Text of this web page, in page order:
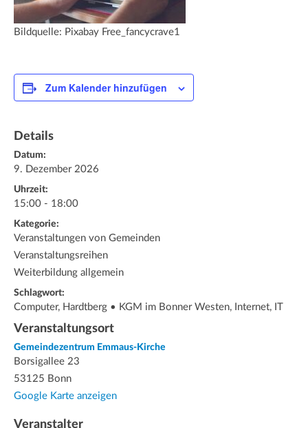
Bildquelle: Pixabay Free_fancycrave1
Zum Kalender hinzufügen
Details
Datum:
9. Dezember 2026
Uhrzeit:
15:00 - 18:00
Kategorie:
Veranstaltungen von Gemeinden
Veranstaltungsreihen
Weiterbildung allgemein
Schlagwort:
Computer, Hardtberg • KGM im Bonner Westen, Internet, IT
Veranstaltungsort
Gemeindezentrum Emmaus-Kirche
Borsigallee 23
53125 Bonn
Google Karte anzeigen
Veranstalter